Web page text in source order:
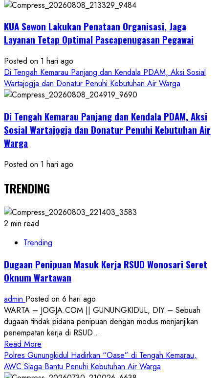
KUA Sewon Lakukan Penataan Organisasi, Jaga
Layanan Tetap Optimal Pascapenugasan Pegawai
Posted on 1 hari ago
Di Tengah Kemarau Panjang dan Kendala PDAM, Aksi Sosial
Wartajogja dan Donatur Penuhi Kebutuhan Air Warga
Di Tengah Kemarau Panjang dan Kendala PDAM, Aksi
Sosial Wartajogja dan Donatur Penuhi Kebutuhan Air
Warga
Posted on 1 hari ago
TRENDING
2 min read
Trending
Dugaan Penipuan Masuk Kerja RSUD Wonosari Seret
Oknum Wartawan
admin Posted on 6 hari ago
WARTA – JOGJA.COM || GUNUNGKIDUL, DIY – Sebuah
dugaan tindak pidana penipuan dengan modus menjanjikan
penempatan kerja di RSUD...
Read More
more
about
Polres Gunungkidul Hadirkan “Oase” di Tengah Kemarau,
AWC Siaga Bantu Penuhi Kebutuhan Air Warga